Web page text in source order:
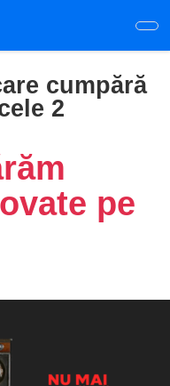
cumpără
2
pe